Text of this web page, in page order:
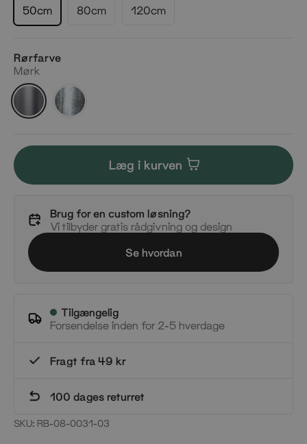
50cm 80cm 120cm
Rørfarve
Mørk
Mørk Silver
Læg i kurven
Brug for en custom løsning?
Vi tilbyder gratis rådgivning og design
Se hvordan
Tilgængelig
Forsendelse inden for 2-5 hverdage
Fragt fra 49 kr
100 dages returret
SKU: RB-08-0031-03